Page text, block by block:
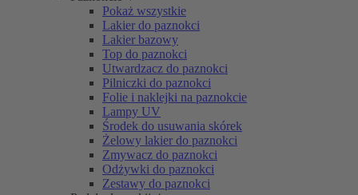
Pokaż wszystkie
Lakier do paznokci
Lakier bazowy
Top do paznokci
Utwardzacz do paznokci
Pilniczki do paznokci
Folie i naklejki na paznokcie
Lampy UV
Środek do usuwania skórek
Żelowy lakier do paznokci
Zmywacz do paznokci
Odżywki do paznokci
Zestawy do paznokci